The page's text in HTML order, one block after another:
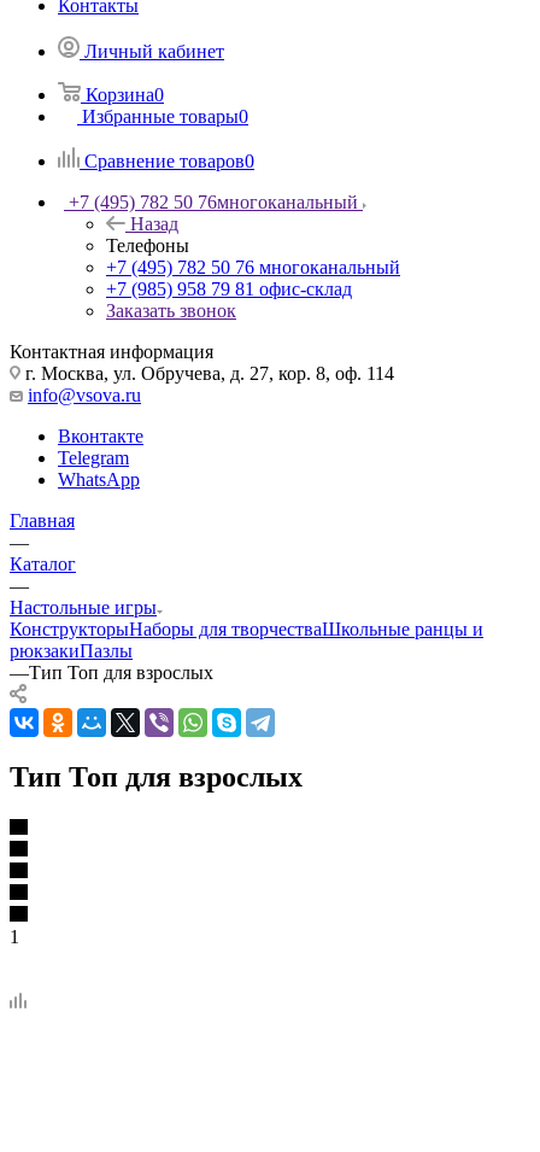
Контакты
Личный кабинет
Корзина0
Избранные товары0
Сравнение товаров0
+7 (495) 782 50 76многоканальный
Назад
Телефоны
+7 (495) 782 50 76 многоканальный
+7 (985) 958 79 81 офис-склад
Заказать звонок
Контактная информация
г. Москва, ул. Обручева, д. 27, кор. 8, оф. 114
info@vsova.ru
Вконтакте
Telegram
WhatsApp
Главная
—
Каталог
—
Настольные игры
КонструкторыНаборы для творчестваШкольные ранцы и
рюкзакиПазлы
—Тип Топ для взрослых
Тип Топ для взрослых
1